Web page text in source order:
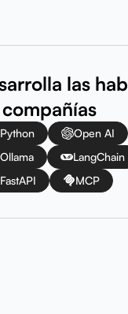
las
Python Open AI
Ollama
LangChain
FastAPI
MCP